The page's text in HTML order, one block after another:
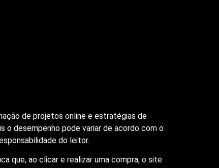
de projetos online e estratégias de
o desempenho pode variar de acordo com o
do leitor.
que, ao clicar e realizar uma compra, o site